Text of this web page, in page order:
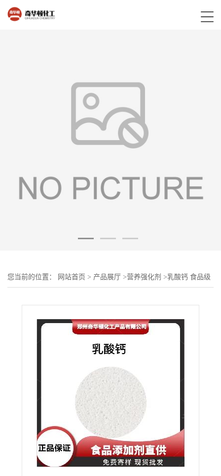
您当前的位置： 网站首页 > 产品展厅 >营养强化剂 >乳酸钙 食品级